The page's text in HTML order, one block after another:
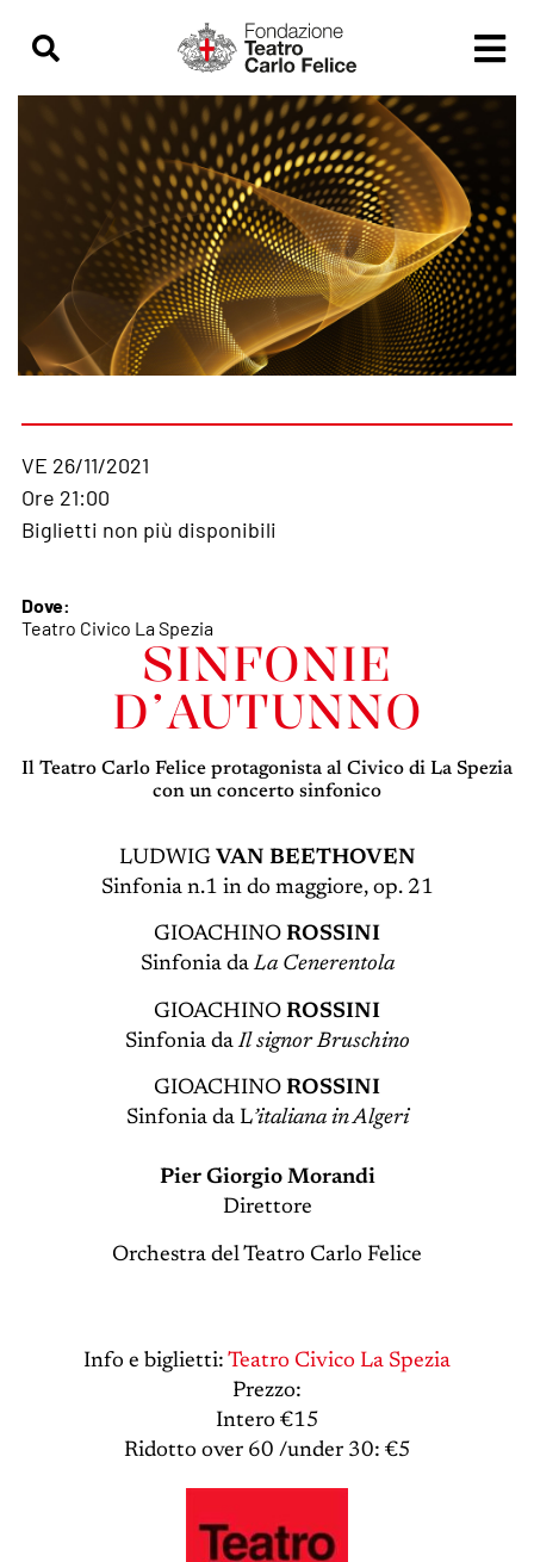
VE 26/11/2021
Ore 21:00
Biglietti non più disponibili
Dove:
Teatro Civico La Spezia
SINFONIE
D’AUTUNNO
Il Teatro Carlo Felice protagonista al Civico di La Spezia
con un concerto sinfonico
LUDWIG VAN BEETHOVEN
Sinfonia n.1 in do maggiore, op. 21
GIOACHINO ROSSINI
Sinfonia daLa Cenerentola
GIOACHINO ROSSINI
Sinfonia daIl signor Bruschino
GIOACHINO ROSSINI
Sinfonia da L’italiana in Algeri
Pier Giorgio Morandi
Direttore
Orchestra del Teatro Carlo Felice
Info e biglietti: Teatro Civico La Spezia
Prezzo:
Intero €15
Ridotto over 60 /under 30: €5